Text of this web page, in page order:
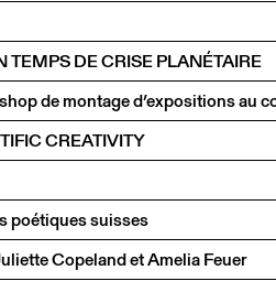
TEMPS DE CRISE PLANÉTAIRE
CREATIVITY
poétiques suisses
Copeland et Amelia Feuer